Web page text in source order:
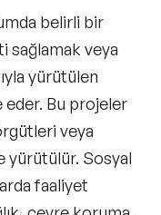
belirli bir
sağlamak veya
yürütülen
eder. Bu projeler
veya
yürütülür. Sosyal
faaliyet